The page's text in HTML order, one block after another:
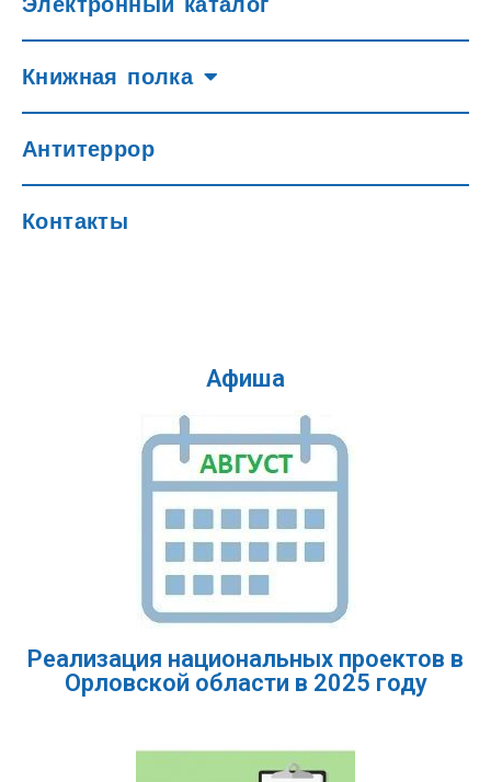
Книжная полка
Антитеррор
Контакты
Афиша
Реализация национальных проектов в
Орловской области в 2025 году